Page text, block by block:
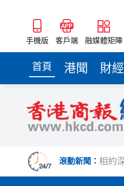
手機版 客戶端 融媒體矩陣
首頁 港聞 財經
滾動新聞：